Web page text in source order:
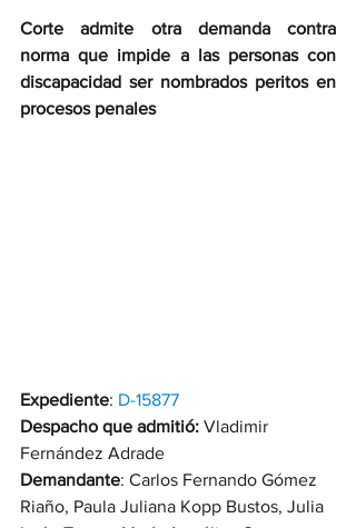
Corte admite otra demanda contra
norma que impide a las personas con
discapacidad ser nombrados peritos en
procesos penales
Expediente: D-15877
Despacho que admitió: Vladimir
Fernández Adrade
Demandante: Carlos Fernando Gómez
Riaño, Paula Juliana Kopp Bustos, Julia